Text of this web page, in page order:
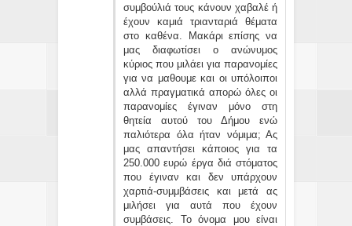
συμβούλιά τους κάνουν χαβαλέ ή
έχουν καμιά τριανταριά θέματα
στο καθένα. Μακάρι επίσης να
μας διαφωτίσει ο ανώνυμος
κύριος που μιλάει για παρανομίες
για να μαθουμε και οι υπόλοιποι
αλλά πραγματικά απορώ όλες οι
παρανομίες έγιναν μόνο στη
θητεία αυτού του Δήμου ενώ
παλιότερα όλα ήταν νόμιμα; Ας
μας απαντήσει κάποιος για τα
250.000 ευρώ έργα διά στόματος
που έγιναν και δεν υπάρχουν
χαρτιά-συμμβάσεις και μετά ας
μιλήσει για αυτά που έχουν
συμβάσεις. Το όνομα μου είναι